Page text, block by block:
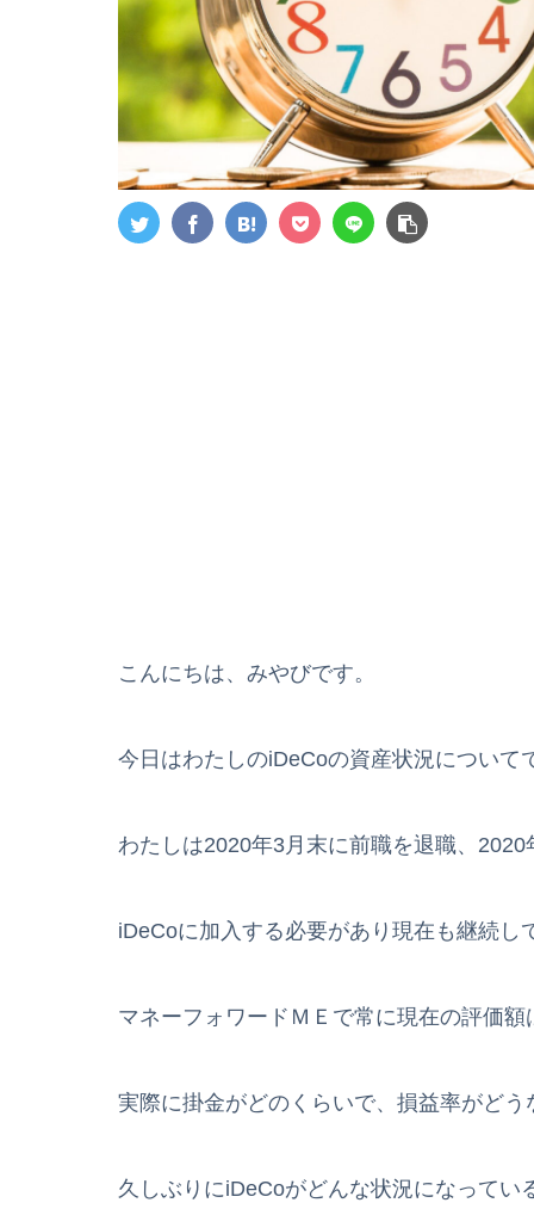
こんにちは、みやびです。
今日はわたしのiDeCoの資産状況について
わたしは2020年3月末に前職を退職、
iDeCoに加入する必要があり現在も継続し
マネーフォワードＭＥで常に現在の評価
実際に掛金がどのくらいで、損益率がど
久しぶりにiDeCoがどんな状況になってい